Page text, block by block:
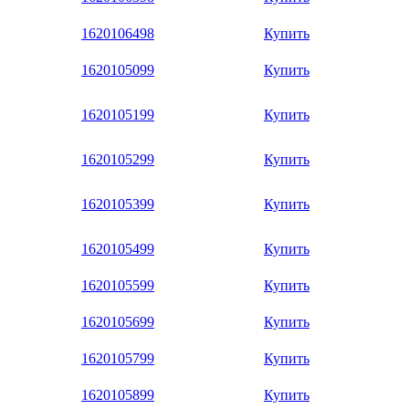
1620106498 Купить
1620105099 Купить
1620105199 Купить
1620105299 Купить
1620105399 Купить
1620105499 Купить
1620105599 Купить
1620105699 Купить
1620105799 Купить
1620105899 Купить